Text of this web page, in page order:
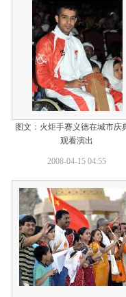
图文：火炬手赛义德在城市庆
观看演出
2008-04-15 04:55